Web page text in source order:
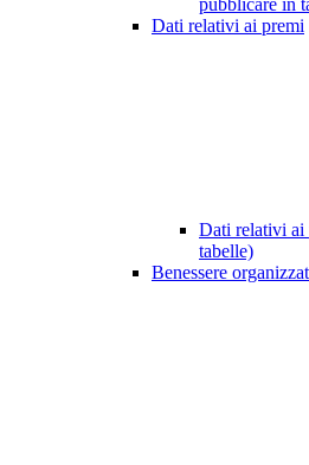
pubblicare in
Dati relativi ai premi
Dati relativi ai
tabelle)
Benessere